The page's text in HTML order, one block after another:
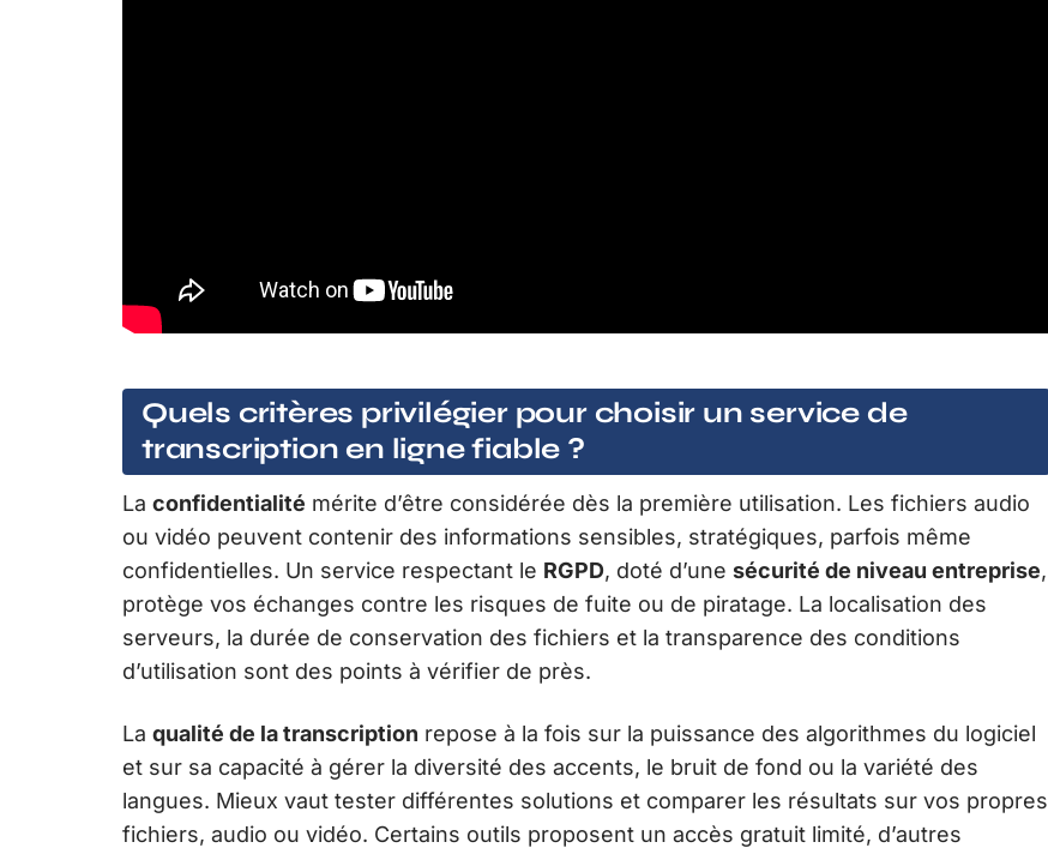
Quels critères privilégier pour choisir un service de
transcription en ligne fiable ?
La confidentialité mérite d’être considérée dès la première utilisation. Les fichiers audio
ou vidéo peuvent contenir des informations sensibles, stratégiques, parfois même
confidentielles. Un service respectant le RGPD, doté d’une sécurité de niveau entreprise,
protège vos échanges contre les risques de fuite ou de piratage. La localisation des
serveurs, la durée de conservation des fichiers et la transparence des conditions
d’utilisation sont des points à vérifier de près.
La qualité de la transcription repose à la fois sur la puissance des algorithmes du logiciel
et sur sa capacité à gérer la diversité des accents, le bruit de fond ou la variété des
langues. Mieux vaut tester différentes solutions et comparer les résultats sur vos propres
fichiers, audio ou vidéo. Certains outils proposent un accès gratuit limité, d’autres